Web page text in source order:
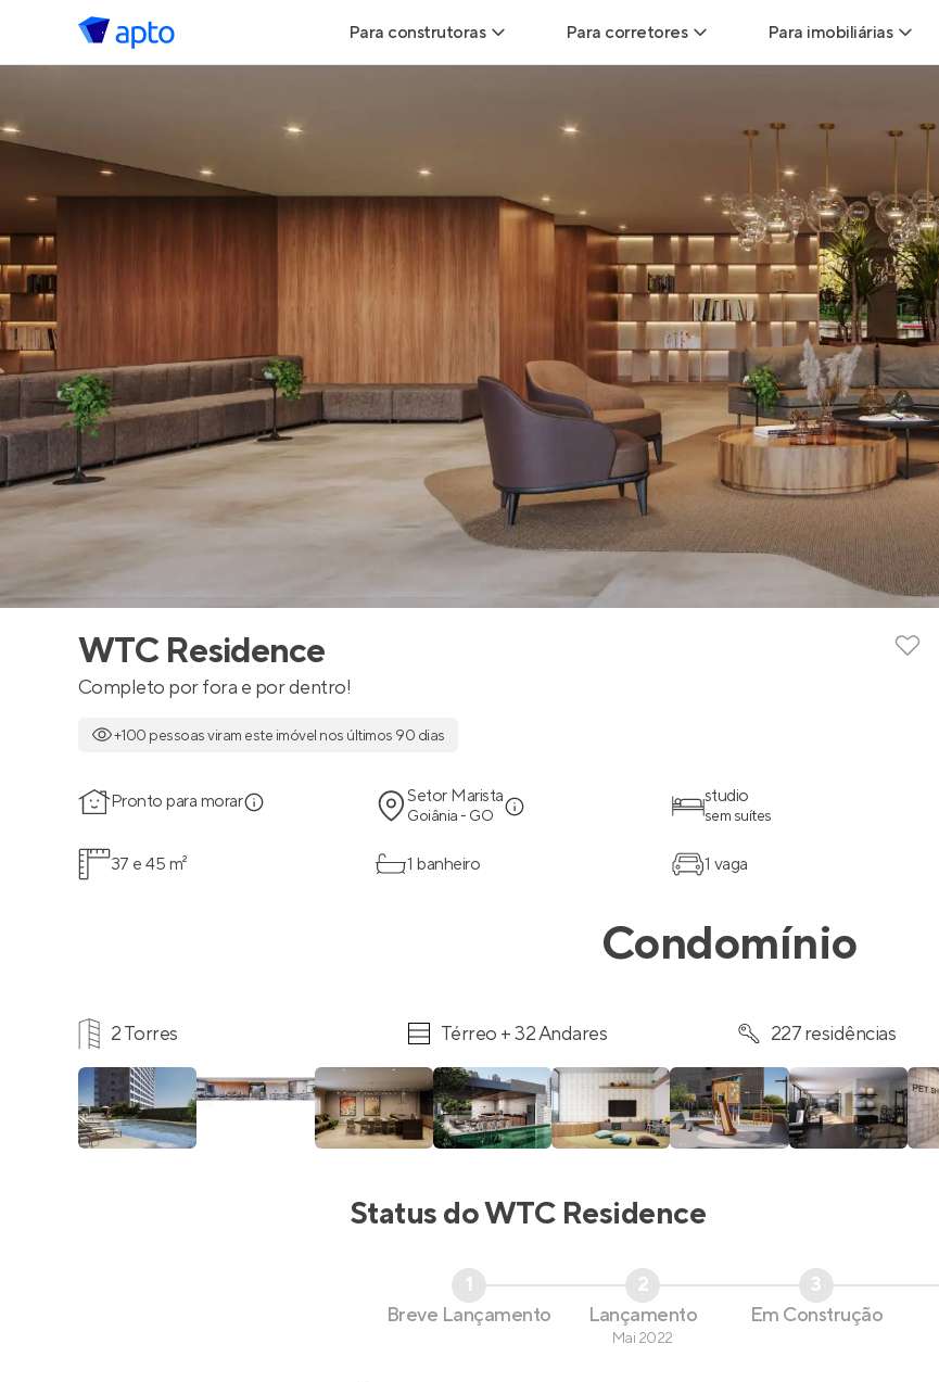
Para construtoras
Geração de Vendas
Maiores Construtoras
Anunciar Imóveis
Para corretores
Parcerias imobiliárias
Hub de Corretores
Perfil Verificado
Anunciar imóveis
Para imobiliárias
Hub de imobiliárias
Anunciar imóveis
WTC Residence
Completo por fora e por dentro!
+100 pessoas viram este imóvel nos últimos 90 dias
Pronto para morar Setor Marista
Goiânia - GO
studio
sem suítes
37 e 45 m² 1 banheiro 1 vaga
Condomínio
2 Torres Térreo + 32 Andares 227 residências
Status doWTC Residence
1
Breve Lançamento
2
Lançamento
Mai 2022
3
Em Construção